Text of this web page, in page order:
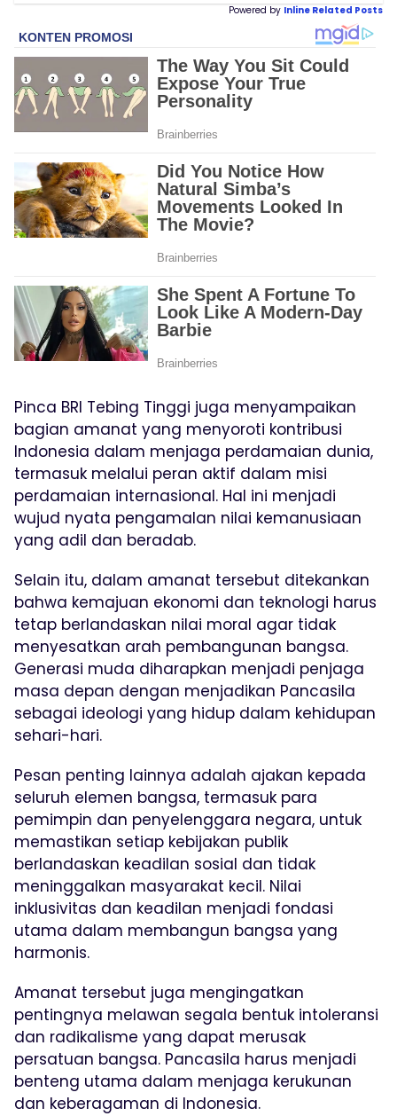
Powered by Inline Related Posts
Pinca BRI Tebing Tinggi juga menyampaikan
bagian amanat yang menyoroti kontribusi
Indonesia dalam menjaga perdamaian dunia,
termasuk melalui peran aktif dalam misi
perdamaian internasional. Hal ini menjadi
wujud nyata pengamalan nilai kemanusiaan
yang adil dan beradab.
Selain itu, dalam amanat tersebut ditekankan
bahwa kemajuan ekonomi dan teknologi harus
tetap berlandaskan nilai moral agar tidak
menyesatkan arah pembangunan bangsa.
Generasi muda diharapkan menjadi penjaga
masa depan dengan menjadikan Pancasila
sebagai ideologi yang hidup dalam kehidupan
sehari-hari.
Pesan penting lainnya adalah ajakan kepada
seluruh elemen bangsa, termasuk para
pemimpin dan penyelenggara negara, untuk
memastikan setiap kebijakan publik
berlandaskan keadilan sosial dan tidak
meninggalkan masyarakat kecil. Nilai
inklusivitas dan keadilan menjadi fondasi
utama dalam membangun bangsa yang
harmonis.
Amanat tersebut juga mengingatkan
pentingnya melawan segala bentuk intoleransi
dan radikalisme yang dapat merusak
persatuan bangsa. Pancasila harus menjadi
benteng utama dalam menjaga kerukunan
dan keberagaman di Indonesia.